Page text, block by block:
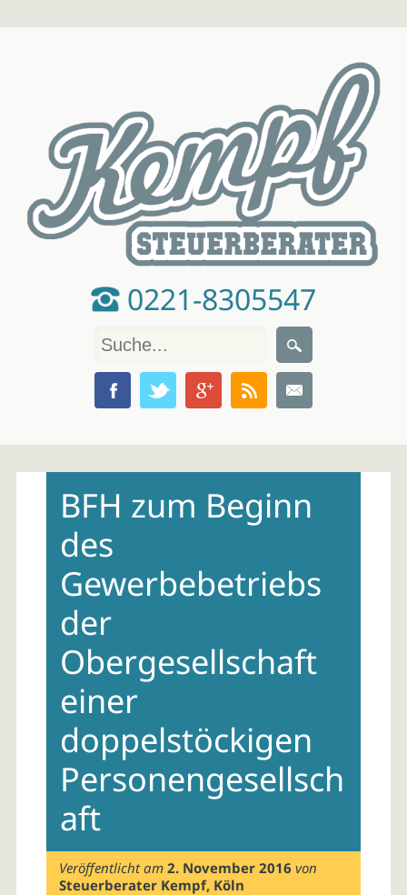
0221-8305547
contentBFH zum Beginn
des
Gewerbebetriebs
der
Obergesellschaft
einer
doppelstöckigen
Personengesellsch
aft
Veröffentlicht am2. November 2016 von
Steuerberater Kempf, Köln